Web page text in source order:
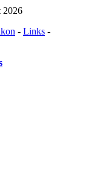
2026
- Links -